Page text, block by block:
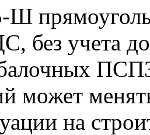
без учета
может
на